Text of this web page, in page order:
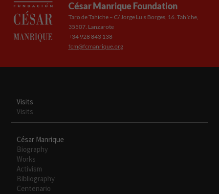
César Manrique Foundation
Taro de Tahíche – C/ Jorge Luis Borges, 16. Tahíche,
35507. Lanzarote
+34 928 843 138
fcm@fcmanrique.org
Visits
Visits
César Manrique
Biography
Works
Activism
Bibliography
Centenario